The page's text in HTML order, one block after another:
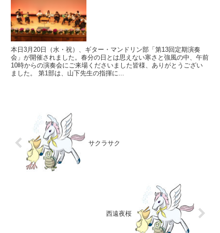
本日3月20日（水・祝）、ギター・マンドリン部「第13回定期演奏
会」が開催されました。春分の日とは思えない寒さと強風の中、午前
10時からの演奏会にご来場くださいました皆様、ありがとうござい
ました。 第1部は、山下先生の指揮に...
サクラサク
西遠夜桜